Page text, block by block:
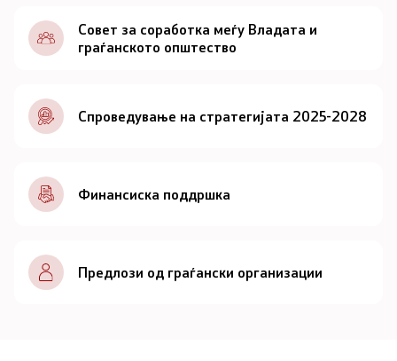
Документи
Совет
За советот
Документи
Записници и дневни редови од седниците на
Советот
Совет за соработка меѓу Владата и
граѓанското општество
Спроведување на стратегијата 2025-2028
Финансиска поддршка
Предлози од граѓански организации